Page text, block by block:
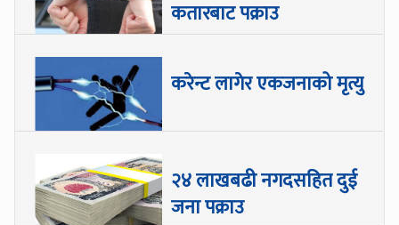
कतारबाट पक्राउ
करेन्ट लागेर एकजनाको मृत्यु
२४ लाखबढी नगदसहित दुई
जना पक्राउ